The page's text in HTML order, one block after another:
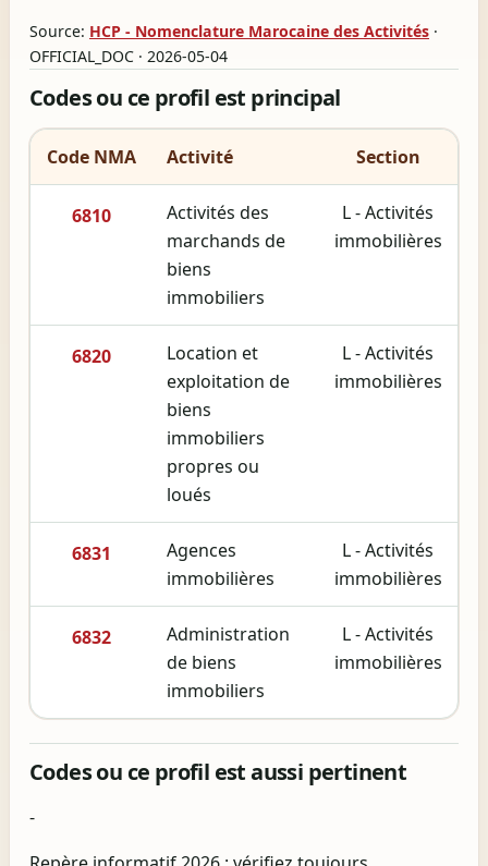
Source: HCP - Nomenclature Marocaine des Activités ·
OFFICIAL_DOC · 2026-05-04
Codes ou ce profil est principal
Code NMA Activité Section
6810
Activités des
marchands de
biens
immobiliers
L - Activités
immobilières
6820
Location et
exploitation de
biens
immobiliers
propres ou
loués
L - Activités
immobilières
6831
Agences
immobilières
L - Activités
immobilières
6832
Administration
de biens
immobiliers
L - Activités
immobilières
Codes ou ce profil est aussi pertinent
-